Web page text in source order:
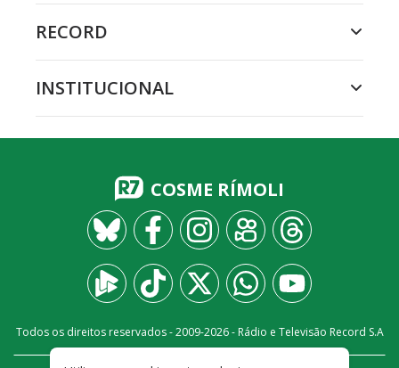
RECORD
INSTITUCIONAL
COSME RÍMOLI
Todos os direitos reservados - 2009-2026- Rádio e Televisão Record S.A